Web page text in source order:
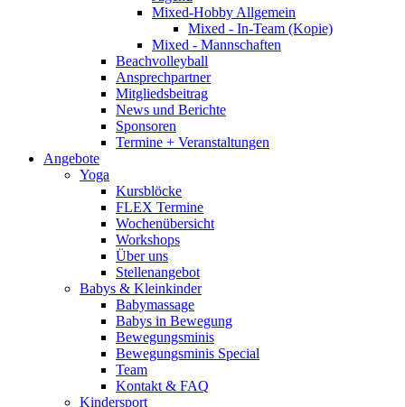
Mixed-Hobby Allgemein
Mixed - In-Team (Kopie)
Mixed - Mannschaften
Beachvolleyball
Ansprechpartner
Mitgliedsbeitrag
News und Berichte
Sponsoren
Termine + Veranstaltungen
Angebote
Yoga
Kursblöcke
FLEX Termine
Wochenübersicht
Workshops
Über uns
Stellenangebot
Babys & Kleinkinder
Babymassage
Babys in Bewegung
Bewegungsminis
Bewegungsminis Special
Team
Kontakt & FAQ
Kindersport